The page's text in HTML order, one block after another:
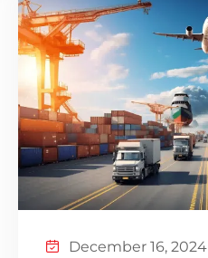
December 16, 2024